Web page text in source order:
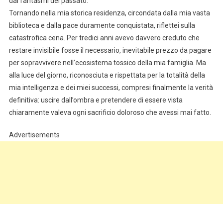
Tornando nella mia storica residenza, circondata dalla mia vasta
biblioteca e dalla pace duramente conquistata, riflettei sulla
catastrofica cena. Per tredici anni avevo davvero creduto che
restare invisibile fosse il necessario, inevitabile prezzo da pagare
per sopravvivere nell’ecosistema tossico della mia famiglia. Ma
alla luce del giorno, riconosciuta e rispettata per la totalità della
mia intelligenza e dei miei successi, compresi finalmente la verità
definitiva: uscire dall’ombra e pretendere di essere vista
chiaramente valeva ogni sacrificio doloroso che avessi mai fatto.
Advertisements